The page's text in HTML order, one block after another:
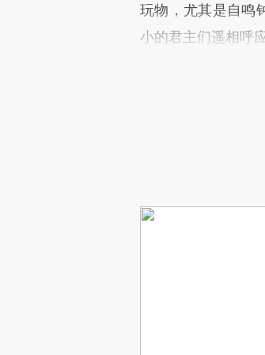
玩物，尤其是自鸣
小的君主们遥相呼应